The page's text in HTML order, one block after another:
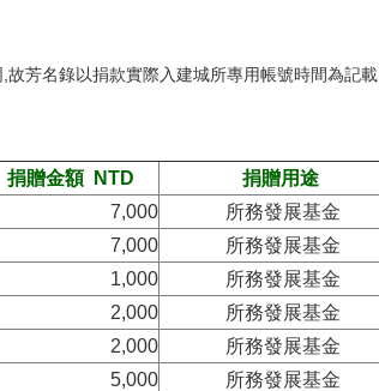
芳名錄以捐款實際入建城所專用帳號時間為記
捐贈金額 NTD
捐贈用途
7,000
所務發展基金
7,000
所務發展基金
1,000
所務發展基金
2,000
所務發展基金
2,000
所務發展基金
5,000
所務發展基金